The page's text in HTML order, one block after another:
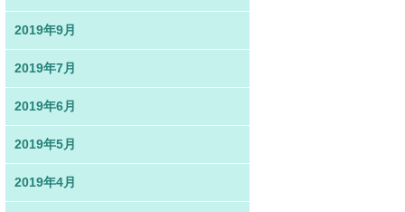
2019年9月
2019年7月
2019年6月
2019年5月
2019年4月